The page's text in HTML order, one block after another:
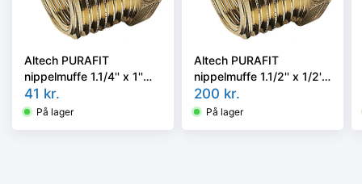
Altech PURAFIT
nippelmuffe 1.1/4'' x 1''
Siliciumbronze. Blyfri.
41 kr.
På lager
Altech PURAFIT
nippelmuffe 1.1/2'' x 1/2''
Siliciumbronze. Blyfri.
200 kr.
På lager